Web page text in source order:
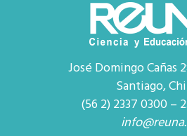
José Domingo Cañas
Santiago,
(56 2) 2337 0300 –